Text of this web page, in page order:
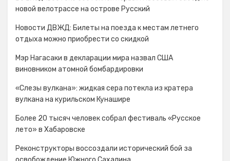
новой велотрассе на острове Русский
Новости ДВЖД: Билеты на поезда к местам летнего
отдыха можно приобрести со скидкой
Мэр Нагасаки в декларации мира назвал США
виновником атомной бомбардировки
«Слезы вулкана»: жидкая сера потекла из кратера
вулкана на курильском Кунашире
Более 20 тысяч человек собрал фестиваль «Русское
лето» в Хабаровске
Реконструкторы воссоздали исторический бой за